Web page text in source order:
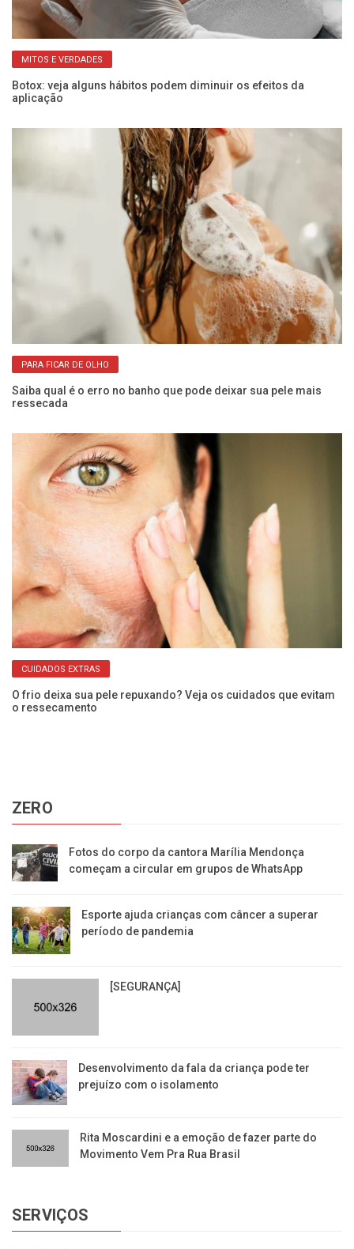
MITOS E VERDADES
Botox: veja alguns hábitos podem diminuir os efeitos da
aplicação
PARA FICAR DE OLHO
Saiba qual é o erro no banho que pode deixar sua pele mais
ressecada
CUIDADOS EXTRAS
O frio deixa sua pele repuxando? Veja os cuidados que evitam
o ressecamento
ZERO
Fotos do corpo da cantora Marília Mendonça
começam a circular em grupos de WhatsApp
Esporte ajuda crianças com câncer a superar
período de pandemia
[SEGURANÇA]
Desenvolvimento da fala da criança pode ter
prejuízo com o isolamento
Rita Moscardini e a emoção de fazer parte do
Movimento Vem Pra Rua Brasil
SERVIÇOS